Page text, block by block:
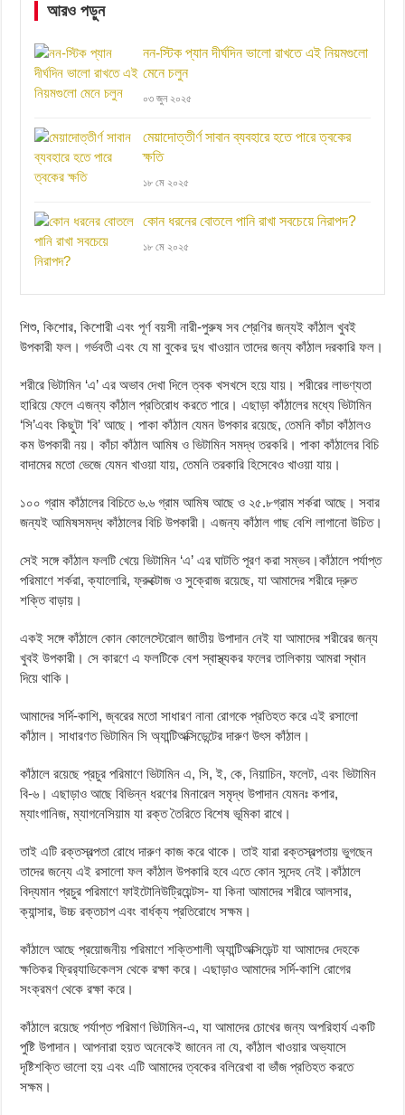
আরও পড়ুন
নন-স্টিক প্যান দীর্ঘদিন ভালো রাখতে এই নিয়মগুলো
মেনে চলুন
০৩ জুন ২০২৫
মেয়াদোত্তীর্ণ সাবান ব্যবহারে হতে পারে ত্বকের
ক্ষতি
১৮ মে ২০২৫
কোন ধরনের বোতলে পানি রাখা সবচেয়ে নিরাপদ?
১৮ মে ২০২৫
শিশু, কিশোর, কিশোরী এবং পূর্ণ বয়সী নারী-পুরুষ সব শ্রেণির জন্যই কাঁঠাল খুবই
উপকারী ফল। গর্ভবতী এবং যে মা বুকের দুধ খাওয়ান তাদের জন্য কাঁঠাল দরকারি ফল।
শরীরে ভিটামিন ‘এ’ এর অভাব দেখা দিলে ত্বক খসখসে হয়ে যায়। শরীরের লাভণ্যতা
হারিয়ে ফেলে এজন্য কাঁঠাল প্রতিরোধ করতে পারে। এছাড়া কাঁঠালের মধ্যে ভিটামিন
‘সি’এবং কিছুটা ‘বি’ আছে। পাকা কাঁঠাল যেমন উপকার রয়েছে, তেমনি কাঁচা কাঁঠালও
কম উপকারী নয়। কাঁচা কাঁঠাল আমিষ ও ভিটামিন সমদ্ধ তরকরি। পাকা কাঁঠালের বিচি
বাদামের মতো ভেজে যেমন খাওয়া যায়, তেমনি তরকারি হিসেবেও খাওয়া যায়।
১০০ গ্রাম কাঁঠালের বিচিতে ৬.৬ গ্রাম আমিষ আছে ও ২৫.৮গ্রাম শর্করা আছে। সবার
জন্যই আমিষসমদ্ধ কাঁঠালের বিচি উপকারী। এজন্য কাঁঠাল গাছ বেশি লাগানো উচিত।
সেই সঙ্গে কাঁঠাল ফলটি খেয়ে ভিটামিন ‘এ’ এর ঘাটতি পূরণ করা সম্ভব।কাঁঠালে পর্যাপ্ত
পরিমাণে শর্করা, ক্যালোরি, ফ্রুক্টোজ ও সুক্রোজ রয়েছে, যা আমাদের শরীরে দ্রুত
শক্তি বাড়ায়।
একই সঙ্গে কাঁঠালে কোন কোলেস্টেরোল জাতীয় উপাদান নেই যা আমাদের শরীরের জন্য
খুবই উপকারী। সে কারণে এ ফলটিকে বেশ স্বাস্থ্যকর ফলের তালিকায় আমরা স্থান
দিয়ে থাকি।
আমাদের সর্দি-কাশি, জ্বরের মতো সাধারণ নানা রোগকে প্রতিহত করে এই রসালো
কাঁঠাল। সাধারণত ভিটামিন সি অ্যান্টিঅক্সিডেন্টের দারুণ উৎস কাঁঠাল।
কাঁঠালে রয়েছে প্রচুর পরিমাণে ভিটামিন এ, সি, ই, কে, নিয়াচিন, ফলেট, এবং ভিটামিন
বি-৬। এছাড়াও আছে বিভিন্ন ধরণের মিনারেল সমৃদ্ধ উপাদান যেমনঃ কপার,
ম্যাংগানিজ, ম্যাগনেসিয়াম যা রক্ত তৈরিতে বিশেষ ভূমিকা রাখে।
তাই এটি রক্তস্বল্পতা রোধে দারুণ কাজ করে থাকে। তাই যারা রক্তস্বল্পতায় ভুগছেন
তাদের জন্যে এই রসালো ফল কাঁঠাল উপকারি হবে এতে কোন সন্দেহ নেই।কাঁঠালে
বিদ্যমান প্রচুর পরিমাণে ফাইটোনিউট্রিয়েন্টস- যা কিনা আমাদের শরীরে আলসার,
ক্যান্সার, উচ্চ রক্তচাপ এবং বার্ধক্য প্রতিরোধে সক্ষম।
কাঁঠালে আছে প্রয়োজনীয় পরিমাণে শক্তিশালী অ্যান্টিঅক্সিডেন্ট যা আমাদের দেহকে
ক্ষতিকর ফ্রির‌্যাডিকেলস থেকে রক্ষা করে। এছাড়াও আমাদের সর্দি-কাশি রোগের
সংক্রমণ থেকে রক্ষা করে।
কাঁঠালে রয়েছে পর্যাপ্ত পরিমাণ ভিটামিন-এ, যা আমাদের চোখের জন্য অপরিহার্য একটি
পুষ্টি উপাদান। আপনারা হয়ত অনেকেই জানেন না যে, কাঁঠাল খাওয়ার অভ্যাসে
দৃষ্টিশক্তি ভালো হয় এবং এটি আমাদের ত্বকের বলিরেখা বা ভাঁজ প্রতিহত করতে
সক্ষম।